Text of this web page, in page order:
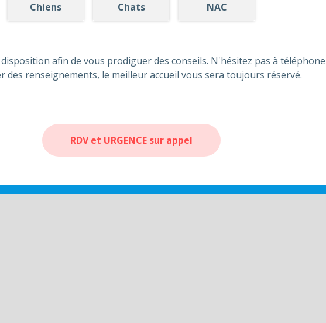
Chiens Chats NAC
afin de vous prodiguer des conseils. N'hésitez pas à
des renseignements, le meilleur accueil vous sera toujours réservé.
RDV et URGENCE sur appel